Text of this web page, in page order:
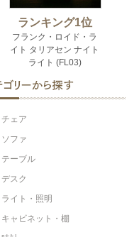
チェア
ソファ
テーブル
デスク
ライト・照明
キャビネット・棚